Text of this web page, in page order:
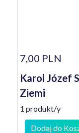
7,00 PLN
Karol Józef
Ziemi
1 produkt/y
Dodaj do